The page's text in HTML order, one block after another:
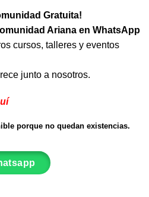
Gratuita!
Ariana en WhatsApp
cursos, talleres y eventos
junto a nosotros.
porque no quedan existencias.